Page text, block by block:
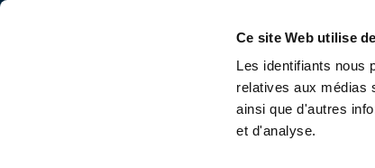
Ce site Web utilise
Les identifiants nous
relatives aux médias
ainsi que d'autres
et d'analyse.